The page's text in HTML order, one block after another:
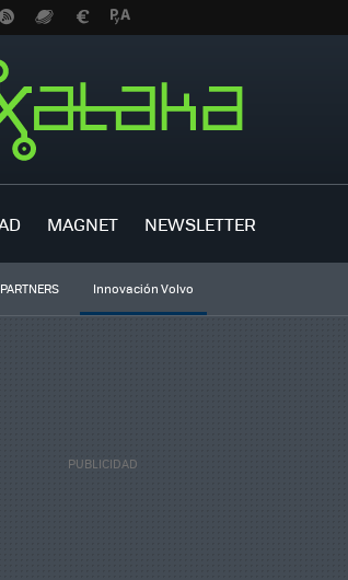
MAGNET NEWSLETTER
PARTNERS Innovación Volvo